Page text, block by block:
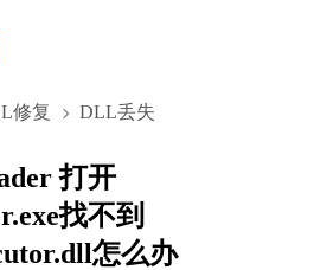
修复 DLL丢失
打开
找不到
怎么办